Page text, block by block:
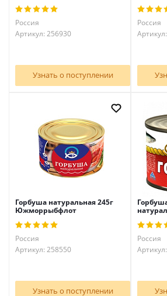
Россия
Артикул: 256930
Узнать о поступлении
Россия
Горбуша натуральная 245г
Южморрыбфлот
Россия
Артикул: 258550
Узнать о поступлении
Россия